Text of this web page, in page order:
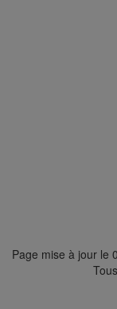
Page mise à jour le